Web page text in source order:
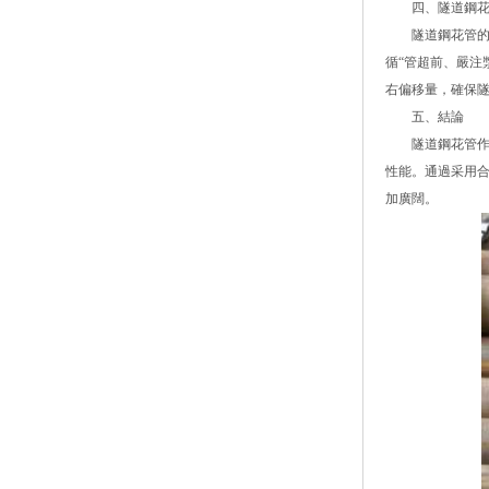
四、隧道鋼花
隧道鋼花管的
循“管超前、嚴注
右偏移量，確保
五、結論
隧道鋼花管作
性能。通過采用
加廣闊。